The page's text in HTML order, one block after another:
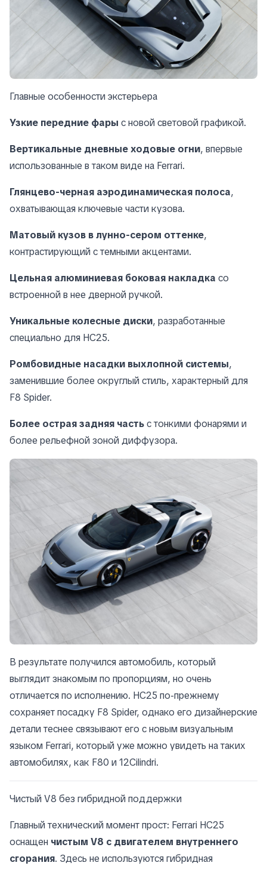
Главные особенности экстерьера
Узкие передние фары с новой световой графикой.
Вертикальные дневные ходовые огни, впервые
использованные в таком виде на Ferrari.
Глянцево-черная аэродинамическая полоса,
охватывающая ключевые части кузова.
Матовый кузов в лунно-сером оттенке,
контрастирующий с темными акцентами.
Цельная алюминиевая боковая накладка со
встроенной в нее дверной ручкой.
Уникальные колесные диски, разработанные
специально для HC25.
Ромбовидные насадки выхлопной системы,
заменившие более округлый стиль, характерный для
F8 Spider.
Более острая задняя частьс тонкими фонарями и
более рельефной зоной диффузора.
В результате получился автомобиль, который
выглядит знакомым по пропорциям, но очень
отличается по исполнению. HC25 по-прежнему
сохраняет посадку F8 Spider, однако его дизайнерские
детали теснее связывают его с новым визуальным
языком Ferrari, который уже можно увидеть на таких
автомобилях, как F80 и 12Cilindri.
Чистый V8 без гибридной поддержки
Главный технический момент прост: Ferrari HC25
оснащен чистым V8 с двигателем внутреннего
сгорания. Здесь не используются гибридная